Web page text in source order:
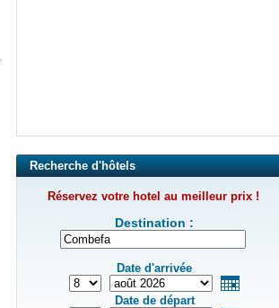
Recherche d'hôtels
Réservez votre hotel au meilleur prix !
Destination :
Date d'arrivée
Date de départ